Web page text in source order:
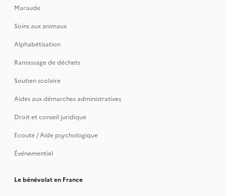
Maraude
Soins aux animaux
Alphabétisation
Ramassage de déchets
Soutien scolaire
Aides aux démarches administratives
Droit et conseil juridique
Ecoute / Aide psychologique
Événementiel
Le bénévolat en France